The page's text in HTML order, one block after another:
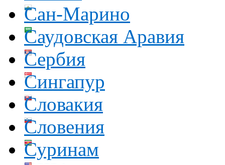
Сан-Марино
Саудовская Аравия
Сербия
Сингапур
Словакия
Словения
Суринам